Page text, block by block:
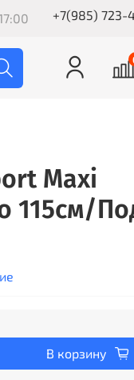
+7(985) 723-
Maxi
115см/
В корзину